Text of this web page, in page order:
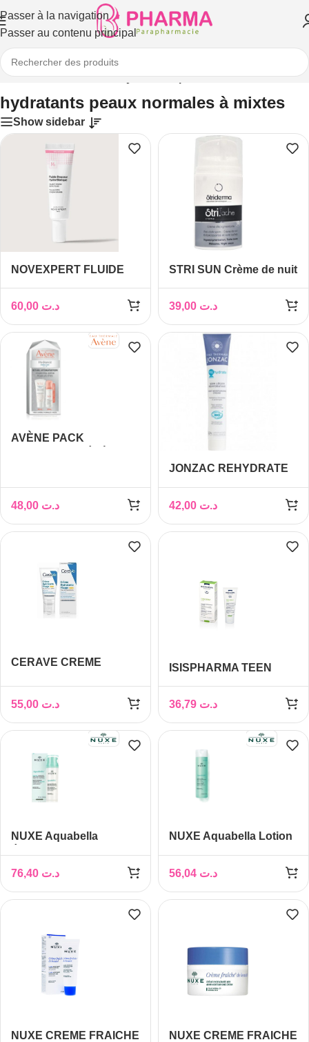
Passer à la navigation
Passer au contenu principal
et nourrissants/hydratants peaux normales à mixtes
hydratants peaux normales à mixtes
Show sidebar
NOVEXPERT FLUIDE
BIOTIQUE 30ML
د.ت
STRI SUN Crème de nuit
د.ت
AVÈNE PACK
د.ت
JONZAC REHYDRATE
REHYDRATANT 50ML
د.ت
CERAVE CREME
د.ت
ISISPHARMA TEEN
د.ت
NUXE Aquabella
révélatrice de beauté 50
د.ت
NUXE Aquabella Lotion
beauté 200 ml
د.ت
NUXE CREME FRAICHE
NUXE CREME FRAICHE